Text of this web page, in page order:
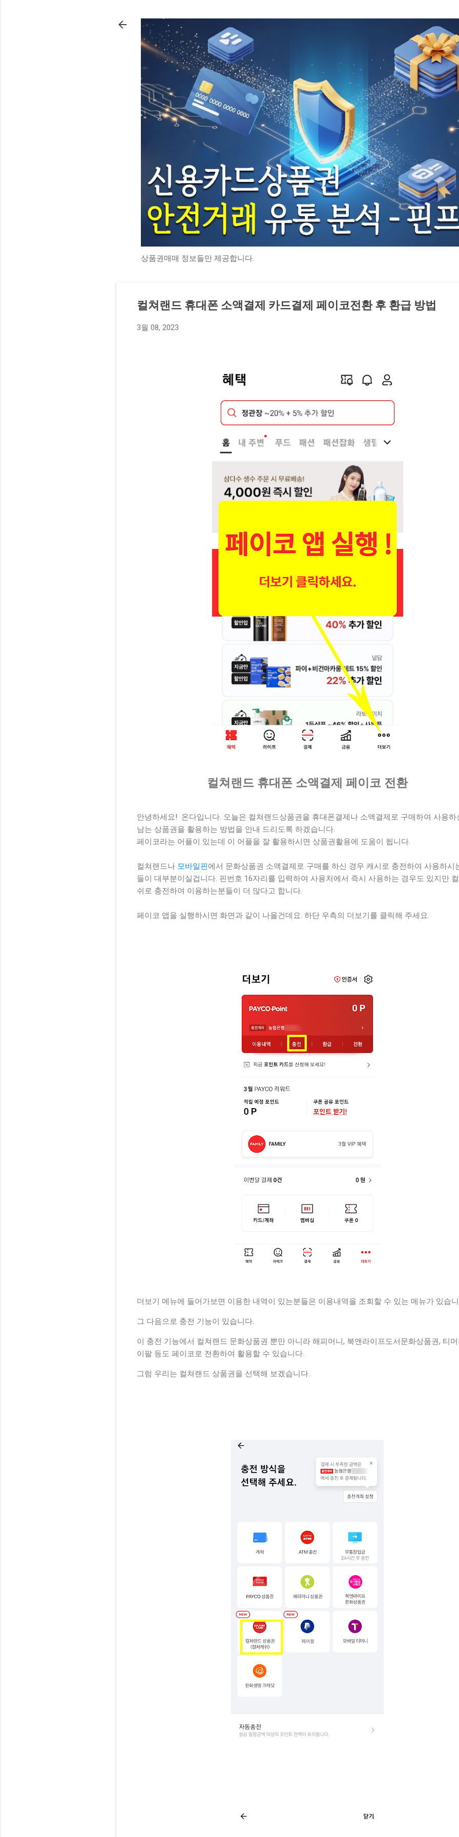
상품권매매 정보들만 제공합니다.
컬쳐랜드 휴대폰 소액결제 카드결제 페이코전환 후 환급 방법
3월 08, 2023
컬쳐랜드 휴대폰 소액결제 페이코 전환
안녕하세요! 온다입니다. 오늘은 컬쳐랜드상품권을 휴대폰결제나 소액결제로 구매하여 사용하
남는 상품권을 활용하는 방법을 안내 드리도록 하겠습니다.
페이코라는 어플이 있는데 이 어플을 잘 활용하시면 상품권활용에 도움이 됩니다.
컬쳐랜드나 모바일핀에서 문화상품권 소액결제로 구매를 하신 경우 캐시로 충전하여 사용하시
들이 대부분이실겁니다. 핀번호 16자리를 입력하여 사용처에서 즉시 사용하는 경우도 있지만
쉬로 충전하여 이용하는분들이 더 많다고 합니다.
페이코 앱을 실행하시면 화면과 같이 나올건데요. 하단 우측의 더보기를 클릭해 주세요.
더보기 메뉴에 들어가보면 이용한 내역이 있는분들은 이용내역을 조회할 수 있는 메뉴가 있습
그 다음으로 충전 기능이 있습니다.
이 충전 기능에서 컬쳐랜드 문화상품권 뿐만 아니라 해피머니, 북앤라이프도서문화상품권, 티머
이팔 등도 페이코로 전환하여 활용할 수 있습니다.
그럼 우리는 컬쳐랜드 상품권을 선택해 보겠습니다.